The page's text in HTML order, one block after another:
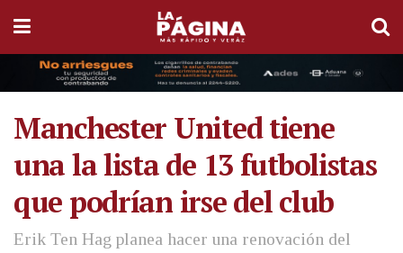
Manchester United tiene
una la lista de 13 futbolistas
que podrían irse del club
Erik Ten Hag planea hacer una renovación del